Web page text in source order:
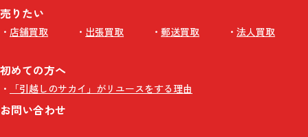
売りたい
店舗買取 出張買取 郵送買取 法人買取
初めての方へ
「引越しのサカイ」がリユースをする理由
お問い合わせ